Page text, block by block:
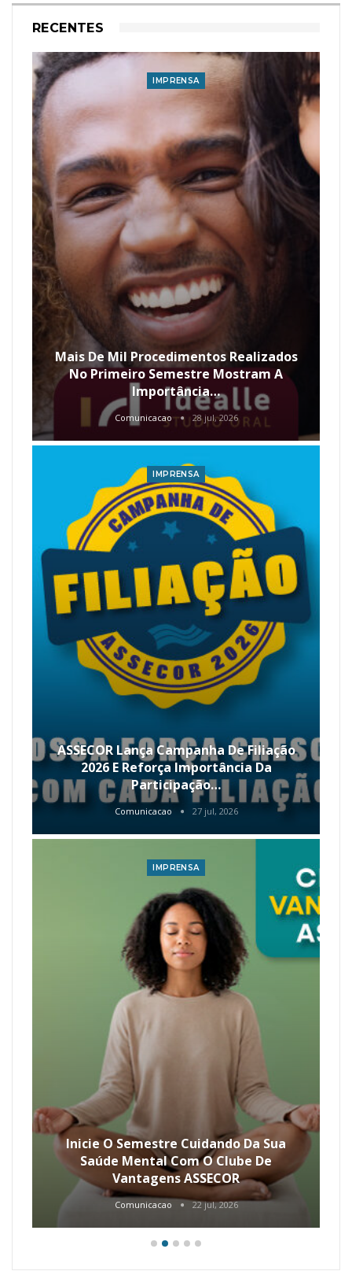
RECENTES
IMPRENSA
Mais De Mil Procedimentos Realizados
No Primeiro Semestre Mostram A
Importância…
Comunicacao 28 jul, 2026
IMPRENSA
ASSECOR Lança Campanha De Filiação
2026 E Reforça Importância Da
Participação…
Comunicacao 27 jul, 2026
IMPRENSA
Inicie O Semestre Cuidando Da Sua
Saúde Mental Com O Clube De
Vantagens ASSECOR
Comunicacao 22 jul, 2026